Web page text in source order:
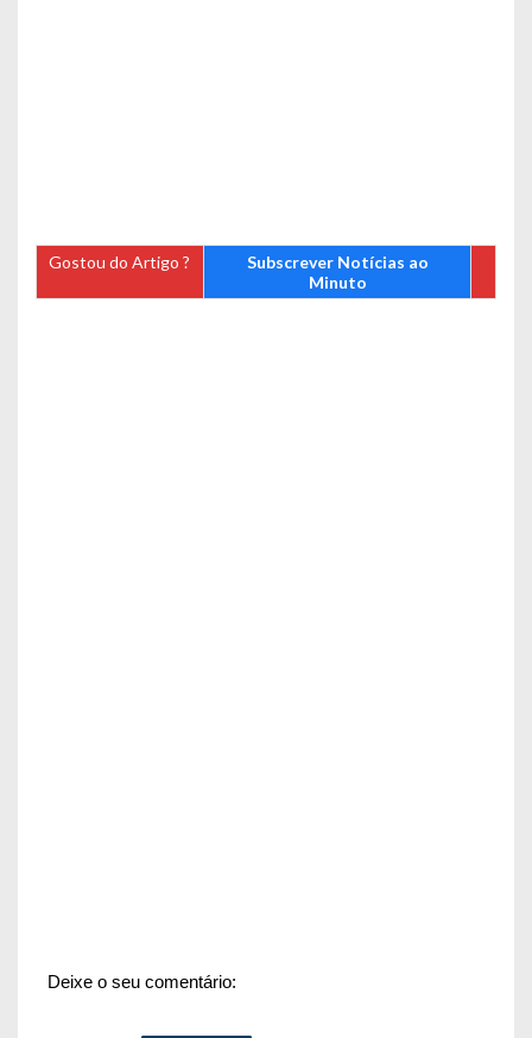
Gostou do Artigo ?
Subscrever Notícias ao
Minuto
Deixe o seu comentário: